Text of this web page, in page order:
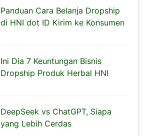
Panduan Cara Belanja Dropship
di HNI dot ID Kirim ke Konsumen
Ini Dia 7 Keuntungan Bisnis
Dropship Produk Herbal HNI
DeepSeek vs ChatGPT, Siapa
yang Lebih Cerdas